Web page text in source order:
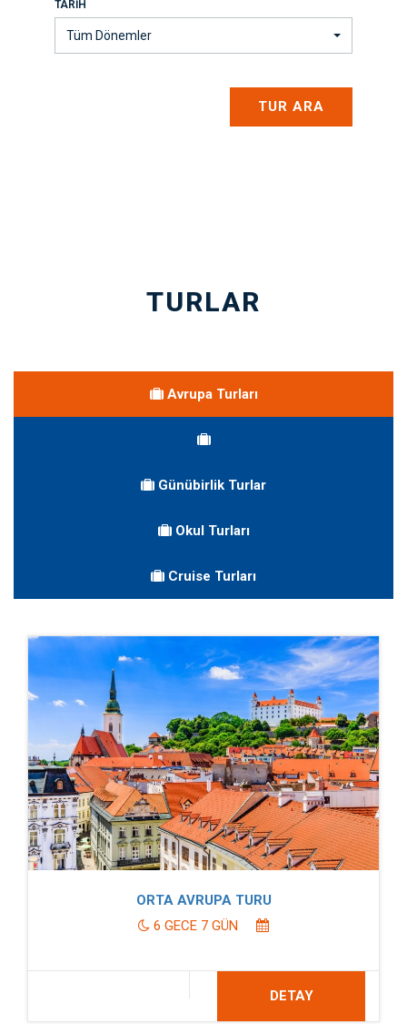
TARIH
Tüm Dönemler
TUR ARA
TURLAR
Avrupa Turları
Günübirlik Turlar
Okul Turları
Cruise Turları
ORTA AVRUPA TURU
6 GECE 7 GÜN
DETAY